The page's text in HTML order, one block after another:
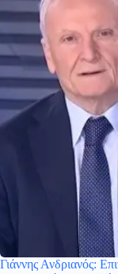
Γιάννης Ανδριανός: